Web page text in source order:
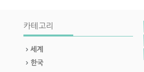
카테고리
세계
한국